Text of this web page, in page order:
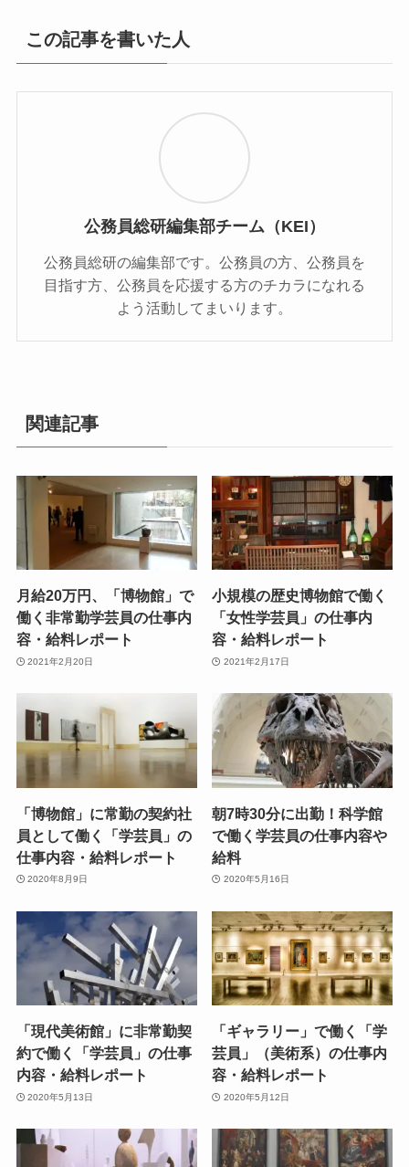
この記事を書いた人
公務員総研編集部チーム（KEI）
公務員総研の編集部です。公務員の方、公務員を
目指す方、公務員を応援する方のチカラになれる
よう活動してまいります。
関連記事
月給20万円、「博物館」で
働く非常勤学芸員の仕事内
容・給料レポート
2021年2月20日
小規模の歴史博物館で働く
「女性学芸員」の仕事内
容・給料レポート
2021年2月17日
「博物館」に常勤の契約社
員として働く「学芸員」の
仕事内容・給料レポート
2020年8月9日
朝7時30分に出勤！科学館
で働く学芸員の仕事内容や
給料
2020年5月16日
「現代美術館」に非常勤契
約で働く「学芸員」の仕事
内容・給料レポート
2020年5月13日
「ギャラリー」で働く「学
芸員」（美術系）の仕事内
容・給料レポート
2020年5月12日